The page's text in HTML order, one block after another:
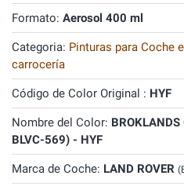
Formato: Aerosol 400 ml
Categoria: Pinturas para Coche
carrocería
Código de Color Original : HYF
Nombre del Color: BROKLANDS
BLVC-569) - HYF
Marca de Coche: LAND ROVER